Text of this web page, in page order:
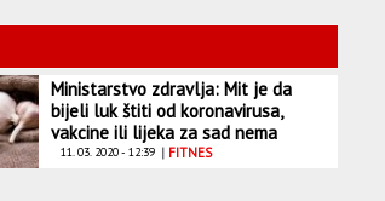
Ministarstvo zdravlja: Mit je da
bijeli luk štiti od koronavirusa,
vakcine ili lijeka za sad nema
11. 03. 2020 - 12:39 | FITNES